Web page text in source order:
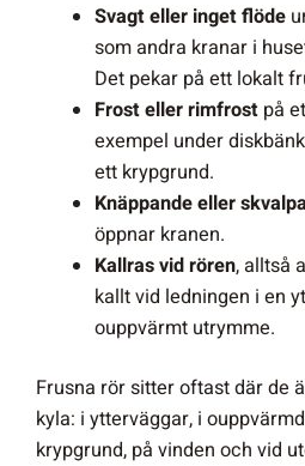
Svagt eller inget flöde
som andra kranar i
Det pekar på ett lokalt
Frost eller rimfrostpå
exempel under
ett krypgrund.
Knäppande eller
öppnar kranen.
Kallras vid rören, alltså
kallt vid ledningen i en
ouppvärmt utrymme.
Frusna rör sitter oftast där de
kyla: i ytterväggar, i
krypgrund, på vinden och vid